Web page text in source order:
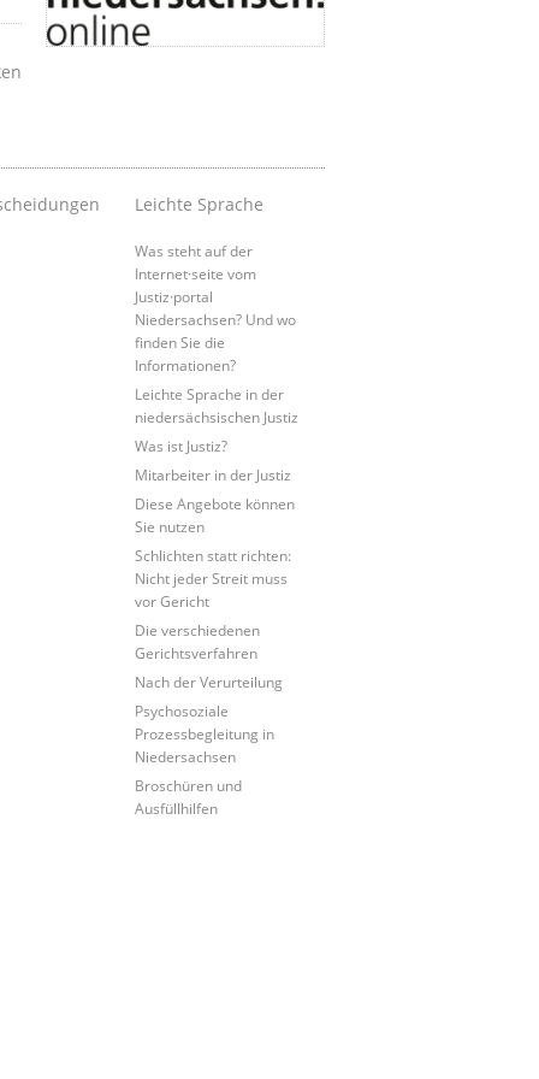
Leichte Sprache
Was steht auf der
Internet·seite vom
Justiz·portal
Niedersachsen? Und wo
finden Sie die
Informationen?
Leichte Sprache in der
niedersächsischen Justiz
Was ist Justiz?
Mitarbeiter in der Justiz
Diese Angebote können
Sie nutzen
Schlichten statt richten:
Nicht jeder Streit muss
vor Gericht
Die verschiedenen
Gerichtsverfahren
Nach der Verurteilung
Psychosoziale
Prozessbegleitung in
Niedersachsen
Broschüren und
Ausfüllhilfen